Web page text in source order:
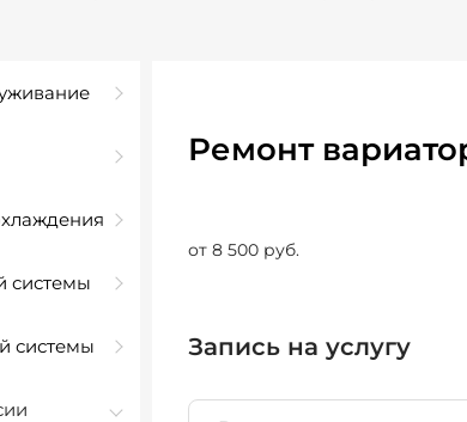
системы
системы
Ремонт
от 8 500 руб.
Запись на услугу